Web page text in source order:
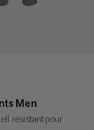
Men
résistant pour